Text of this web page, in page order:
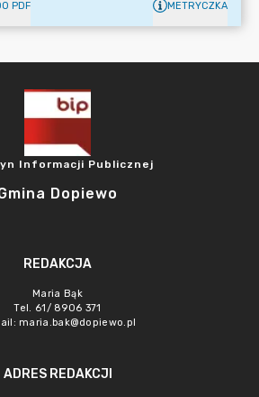
PDF METRYCZKA
Informacji Publicznej
Dopiewo
REDAKCJA
Maria Bąk
Tel. 61/ 8906 371
maria.bak@dopiewo.pl
ADRES REDAKCJI